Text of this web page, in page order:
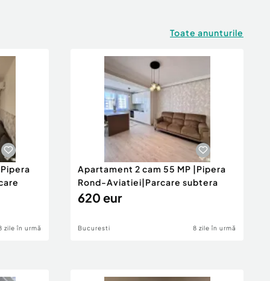
Toate anunturile
zile în urmă
Apartament 2 cam 55 MP |Pipera
Rond-Aviatiei|Parcare subtera
620 eur
Bucuresti 8 zile în urmă